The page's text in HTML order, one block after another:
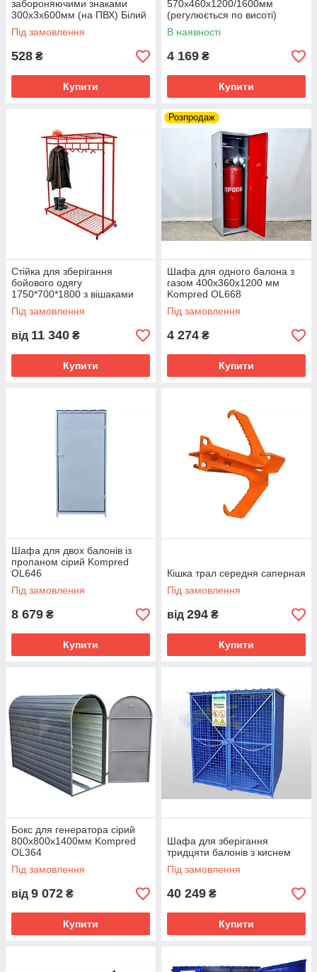
забороняючими знаками
300х3х600мм (на ПВХ) Білий
Kompred OL465
Під замовлення
528 ₴
Купити
570х460х1200/1600мм
(регулюється по висоті)
Червоний Kompred OL459
В наявності
4 169 ₴
Купити
Стійка для зберігання
бойового одягу
1750*700*1800 з вішаками
Червоний Kompred OL506/1
Під замовлення
від 11 340 ₴
Купити
Розпродаж
Шафа для одного балона з
газом 400х360х1200 мм
Kompred OL668
Під замовлення
4 274 ₴
Купити
Шафа для двох балонів із
пропаном сірий Kompred
OL646
Під замовлення
8 679 ₴
Купити
Кішка трал середня саперная
Під замовлення
від 294 ₴
Купити
Бокс для генератора сірий
800х800х1400мм Kompred
OL364
Під замовлення
від 9 072 ₴
Купити
Шафа для зберігання
тридцяти балонів з киснем
Під замовлення
40 249 ₴
Купити